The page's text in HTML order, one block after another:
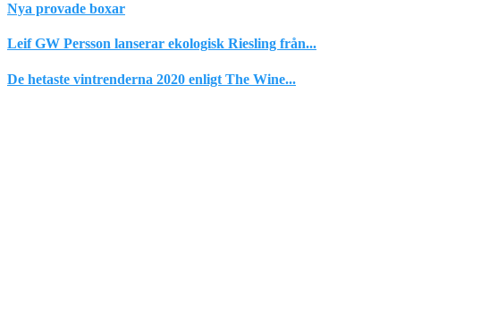
Nya provade boxar
Leif GW Persson lanserar ekologisk Riesling från...
De hetaste vintrenderna 2020 enligt The Wine...